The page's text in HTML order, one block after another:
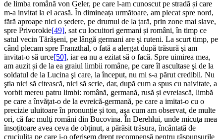
de limba română von Geler, pe care l-am cunoscut pe stradă și care
m-a invitat la el acasă. În dimineața următoare, am plecat spre nord,
fără aproape nici o ședere, pe drumul de la țară, prin zone mai slave,
spre Privorokie[49], sat cu locuitori germani și români, în timp ce
satul vecin Tărăşeni, pe lângă germani are şi ruteni. La scurt timp, pe
când plecam spre Franzthal, o fată a alergat după trăsură şi am
invitat-o să urce[50], iar ea nu a ezitat să o facă. Spre uimirea mea,
am auzit și de la ea graiul limbii române, pe care îl ascultase şi de la
soldatul de la Lucina şi care, la început, nu mi s-a părut credibil. Nu
ştia nici să citească, nici să scrie, dar, după cum a spus cu naivitate, a
vorbit mereu patru limbi: română, germană, rusă și evreiască, limbă
pe care a învăţat-o de la evreică-germană, pe care a imitat-o ​​cu o
precizie uluitoare în pronunție și ton, aşa cum am observat, de multe
ori, că fac mulţi români din Bucovina. În Derehlui, unde micuţa mea
însoțitoare avea ceva de obținut, a părăsit trăsura, încântată de
cruciuliţa pe care i-o oferisem drept recompensă pentru răspunsurile